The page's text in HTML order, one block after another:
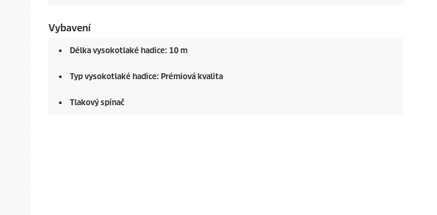
Vybavení
Délka vysokotlaké hadice: 10 m
Typ vysokotlaké hadice: Prémiová kvalita
Tlakový spínač